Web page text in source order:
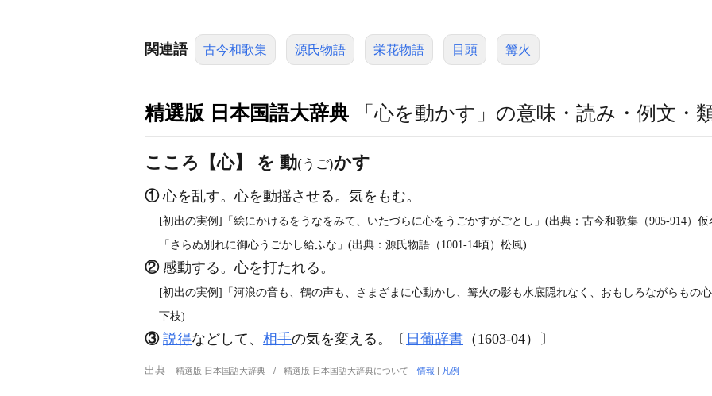
関連語 古今和歌集 源氏物語 栄花物語 目頭 篝火
精選版 日本国語大辞典 「心を動かす」の意味・読み・例文・
こころ【心】 を 動(うご)かす
①心を乱す。心を動揺させる。気をもむ。
[初出の実例]「絵にかけるをうなをみて、いたづらに心をうごかすがごとし」(出典：古今和歌集（905‐914）仮
「さらぬ別れに御心うごかし給ふな」(出典：源氏物語（1001‐14頃）松風)
②感動する。心を打たれる。
[初出の実例]「河浪の音も、鶴の声も、さまざまに心動かし、篝火の影も水底隠れなく、おもしろながらもの
下枝)
③ 説得などして、 相手の気を変える。〔 日葡辞書 （1603‐04）〕
出典 精選版 日本国語大辞典 精選版 日本国語大辞典について情報 | 凡例